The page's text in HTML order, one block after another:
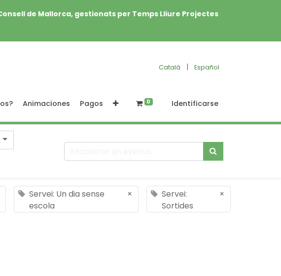
de Mallorca, gestionats per Temps Lliure Projectes
Català | Español
Animaciones Pagos 0 Identificarse
Servei: Un dia sense
escola
×
Servei:
Sortides
×